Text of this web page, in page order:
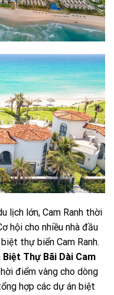
lịch lớn, Cam Ranh thời
hội cho nhiều nhà đầu
thự biển Cam Ranh.
Biệt Thự Bãi Dài Cam
điểm vàng cho dòng
hợp các dự án biệt